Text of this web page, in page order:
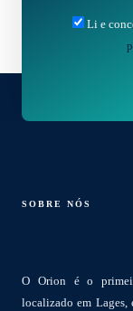
Li e
SOBRE NÓS
O Orion é o
localizado em Lages,